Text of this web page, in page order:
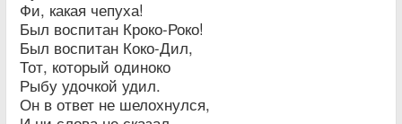
Фи, какая чепуха!
Был воспитан Кроко-Роко!
Был воспитан Коко-Дил,
Тот, который одиноко
Рыбу удочкой удил.
Он в ответ не шелохнулся,